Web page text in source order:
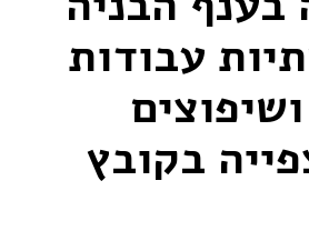
עבודות
לצפייה בקובץ